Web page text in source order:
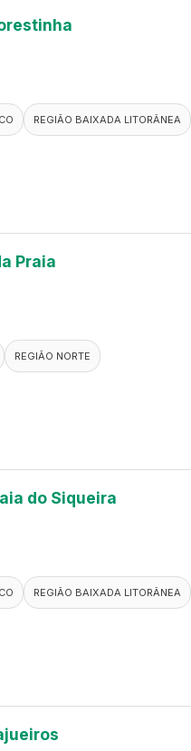
REGIÃO BAIXADA LITORÂNEA
Praia
REGIÃO NORTE
do Siqueira
REGIÃO BAIXADA LITORÂNEA